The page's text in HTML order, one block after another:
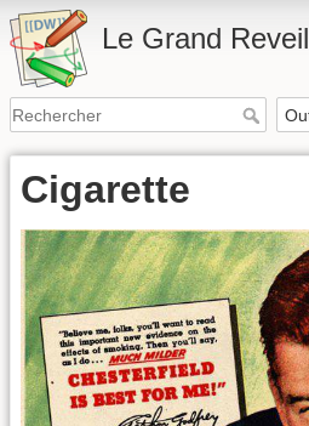
Le Grand Reveil
Cigarette